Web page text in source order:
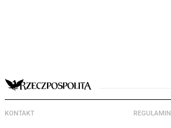
KONTAKT REGULAMIN